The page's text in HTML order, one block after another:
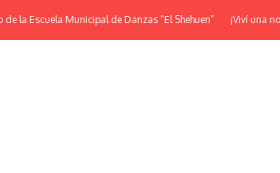
Escuela Municipal de Danzas “El Shehuen” ¡Viví una noche